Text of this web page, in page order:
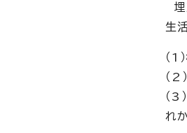
埋
生
（1
（2
（3
れ